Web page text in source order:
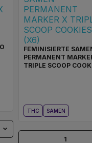
FEMINISIERTE
PERMANENT
TRIPLE SCOOP
THC SAMEN
1